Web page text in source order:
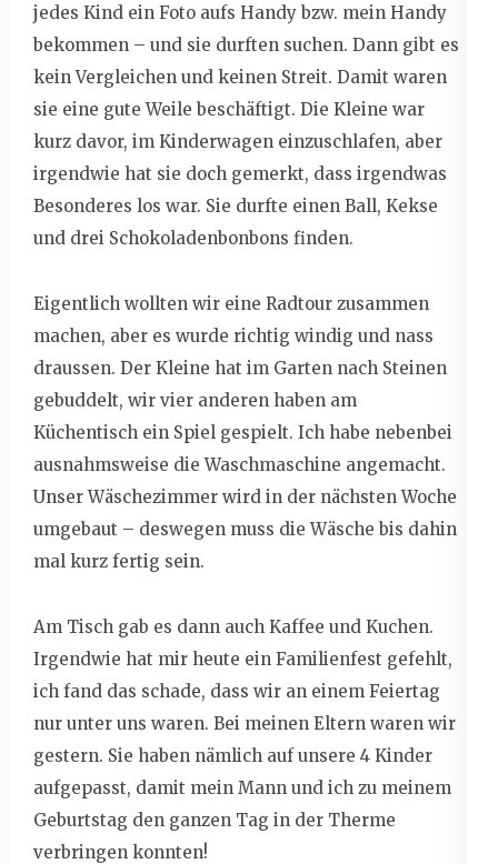
jedes Kind ein Foto aufs Handy bzw. mein Handy
bekommen – und sie durften suchen. Dann gibt es
kein Vergleichen und keinen Streit. Damit waren
sie eine gute Weile beschäftigt. Die Kleine war
kurz davor, im Kinderwagen einzuschlafen, aber
irgendwie hat sie doch gemerkt, dass irgendwas
Besonderes los war. Sie durfte einen Ball, Kekse
und drei Schokoladenbonbons finden.
Eigentlich wollten wir eine Radtour zusammen
machen, aber es wurde richtig windig und nass
draussen. Der Kleine hat im Garten nach Steinen
gebuddelt, wir vier anderen haben am
Küchentisch ein Spiel gespielt. Ich habe nebenbei
ausnahmsweise die Waschmaschine angemacht.
Unser Wäschezimmer wird in der nächsten Woche
umgebaut – deswegen muss die Wäsche bis dahin
mal kurz fertig sein.
Am Tisch gab es dann auch Kaffee und Kuchen.
Irgendwie hat mir heute ein Familienfest gefehlt,
ich fand das schade, dass wir an einem Feiertag
nur unter uns waren. Bei meinen Eltern waren wir
gestern. Sie haben nämlich auf unsere 4 Kinder
aufgepasst, damit mein Mann und ich zu meinem
Geburtstag den ganzen Tag in der Therme
verbringen konnten!